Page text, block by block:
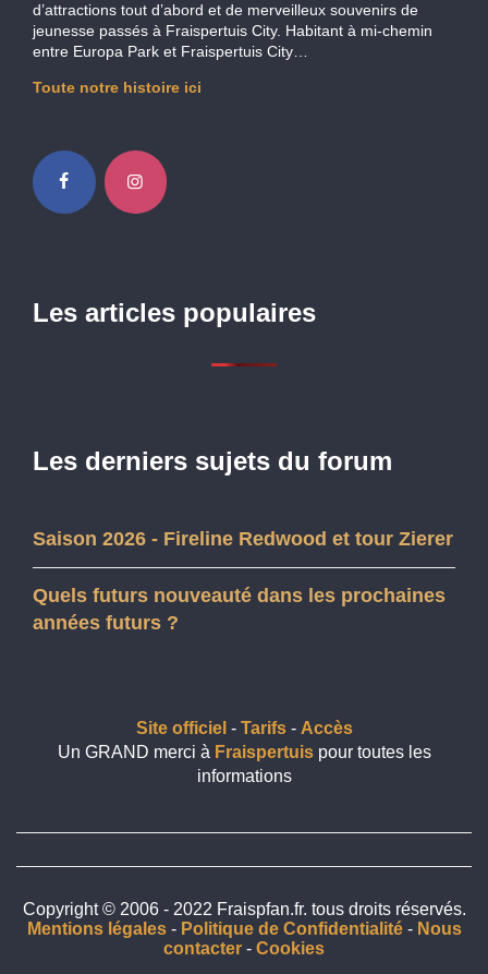
d’attractions tout d’abord et de merveilleux souvenirs de
jeunesse passés à Fraispertuis City. Habitant à mi-chemin
entre Europa Park et Fraispertuis City…
Toute notre histoire ici
Les articles populaires
Les derniers sujets du forum
Saison 2026 - Fireline Redwood et tour Zierer
Quels futurs nouveauté dans les prochaines
années futurs ?
Site officiel - Tarifs- Accès
Un GRAND merci à Fraispertuispour toutes les
informations
Copyright © 2006 - 2022 Fraispfan.fr. tous droits réservés.
Mentions légales- Politique de Confidentialité- Nous
contacter - Cookies